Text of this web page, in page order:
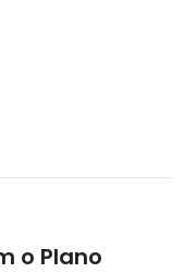
o Plano